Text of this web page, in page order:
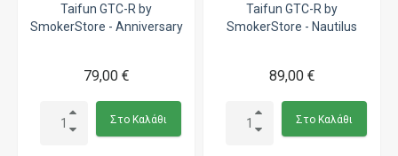
Taifun GTC-R by
SmokerStore - Anniversary
79,00 €
Στο Καλάθι
Taifun GTC-R by
SmokerStore - Nautilus
89,00 €
Στο Καλάθι